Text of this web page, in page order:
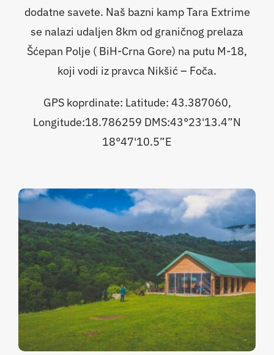
dodatne savete. Naš bazni kamp Tara Extrime
se nalazi udaljen 8km od graničnog prelaza
Šćepan Polje ( BiH-Crna Gore) na putu M-18,
koji vodi iz pravca Nikšić – Foča.
GPS koprdinate: Latitude: 43.387060,
Longitude:18.786259 DMS:43°23'13.4”N
18°47'10.5”E